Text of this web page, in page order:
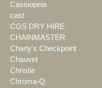
Cassiopeia
cast
CGS DRY HIRE
CHAINMASTER
Charly's Checkpoint
Chauvet
Christie
Chroma-Q